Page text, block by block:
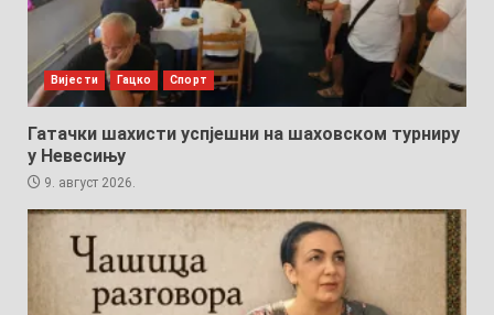
Вијести Гацко Спорт
Гатачки шахисти успјешни на шаховском турниру
у Невесињу
9. август 2026.